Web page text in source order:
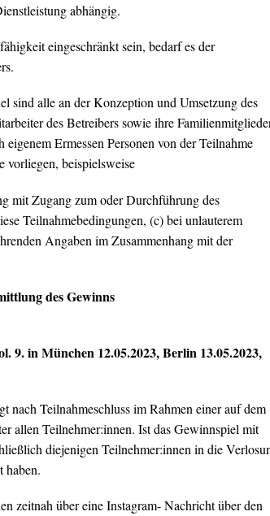
abhängig.
eingeschränkt sein, bedarf es der
sind alle an der Konzeption und Umsetzung des
des Betreibers sowie ihre
Ermessen Personen von der Teilnahme
vorliegen, beispielsweise
mit Zugang zum oder Durchführung des
Teilnahmebedingungen, (c) bei unlauterem
Angaben im Zusammenhang mit der
des Gewinns
9. in München 12.05.2023, Berlin 13.05.2023,
Teilnahmeschluss im Rahmen einer auf dem
allen Teilnehmer:innen. Ist das Gewinnspiel mit
diejenigen Teilnehmer:innen in die
haben.
zeitnah über eine Instagram- Nachricht über den